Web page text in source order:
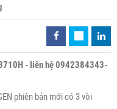
- liên hệ 0942384343-
phiên bản mới có 3 vòi